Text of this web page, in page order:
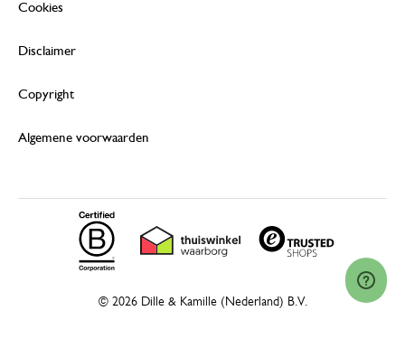
Cookies
Disclaimer
Copyright
Algemene voorwaarden
© 2026 Dille & Kamille (Nederland) B.V.